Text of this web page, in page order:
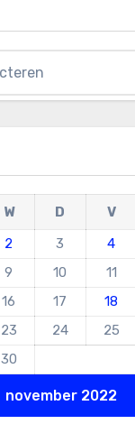
november 2022
W D V
2 3 4
9 10 11
16 17 18
23 24 25
30